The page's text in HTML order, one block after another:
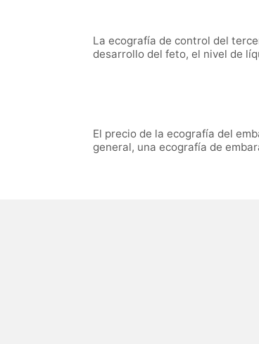
La ecografía de control del
desarrollo del feto, el nivel de
El precio de la ecografía del
general, una ecografía de